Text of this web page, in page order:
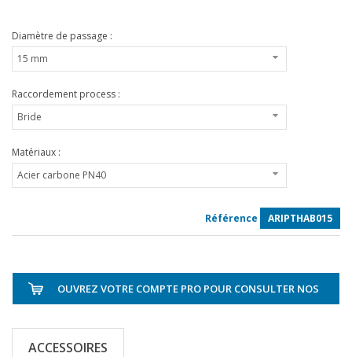
Diamètre de passage :
Raccordement process :
Matériaux :
Référence ARIPTHAB015
OUVREZ VOTRE COMPTE PRO POUR CONSULTER NOS
ACCESSOIRES